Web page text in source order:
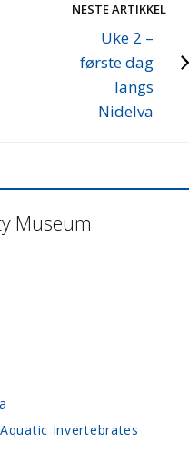
NESTE ARTIKKEL
Uke 2 –
første dag
langs
Nidelva
Museum
Invertebrates